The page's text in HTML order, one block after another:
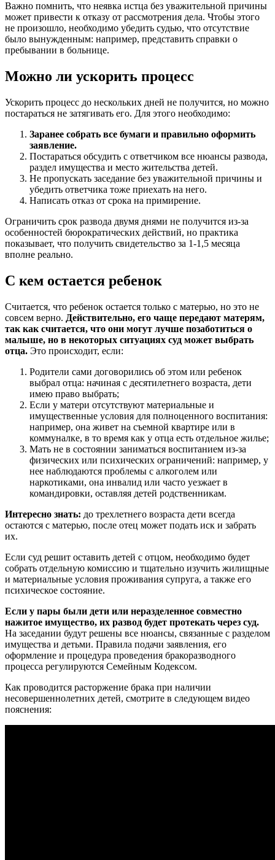
Важно помнить, что неявка истца без уважительной причины
может привести к отказу от рассмотрения дела. Чтобы этого
не произошло, необходимо убедить судью, что отсутствие
было вынужденным: например, представить справки о
пребывании в больнице.
Можно ли ускорить процесс
Ускорить процесс до нескольких дней не получится, но можно
постараться не затягивать его. Для этого необходимо:
Заранее собрать все бумаги и правильно оформить
заявление.
Постараться обсудить с ответчиком все нюансы развода,
раздел имущества и место жительства детей.
Не пропускать заседание без уважительной причины и
убедить ответчика тоже приехать на него.
Написать отказ от срока на примирение.
Ограничить срок развода двумя днями не получится из-за
особенностей бюрократических действий, но практика
показывает, что получить свидетельство за 1-1,5 месяца
вполне реально.
С кем остается ребенок
Считается, что ребенок остается только с матерью, но это не
совсем верно. Действительно, его чаще передают матерям,
так как считается, что они могут лучше позаботиться о
малыше, но в некоторых ситуациях суд может выбрать
отца. Это происходит, если:
Родители сами договорились об этом или ребенок
выбрал отца: начиная с десятилетнего возраста, дети
имею право выбрать;
Если у матери отсутствуют материальные и
имущественные условия для полноценного воспитания:
например, она живет на съемной квартире или в
коммуналке, в то время как у отца есть отдельное жилье;
Мать не в состоянии заниматься воспитанием из-за
физических или психических ограничений: например, у
нее наблюдаются проблемы с алкоголем или
наркотиками, она инвалид или часто уезжает в
командировки, оставляя детей родственникам.
Интересно знать: до трехлетнего возраста дети всегда
остаются с матерью, после отец может подать иск и забрать
их.
Если суд решит оставить детей с отцом, необходимо будет
собрать отдельную комиссию и тщательно изучить жилищные
и материальные условия проживания супруга, а также его
психическое состояние.
Если у пары были дети или неразделенное совместно
нажитое имущество, их развод будет протекать через суд.
На заседании будут решены все нюансы, связанные с разделом
имущества и детьми. Правила подачи заявления, его
оформление и процедура проведения бракоразводного
процесса регулируются Семейным Кодексом.
Как проводится расторжение брака при наличии
несовершеннолетних детей, смотрите в следующем видео
пояснения: